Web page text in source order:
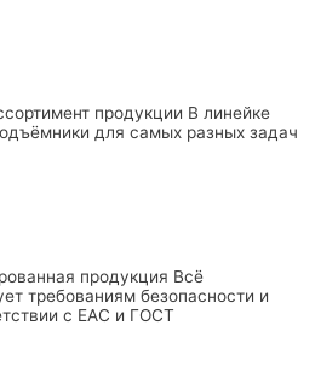
продукции В линейке
для самых разных задач
продукция Всё
требованиям безопасности и
с ЕАС и ГОСТ